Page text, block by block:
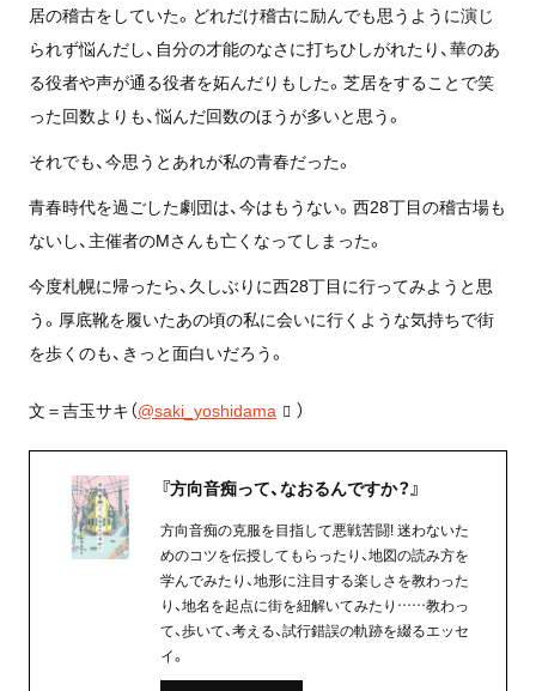
居の稽古をしていた。どれだけ稽古に励んでも思うように演じ
られず悩んだし、自分の才能のなさに打ちひしがれたり、華のあ
る役者や声が通る役者を妬んだりもした。芝居をすることで笑
った回数よりも、悩んだ回数のほうが多いと思う。
それでも、今思うとあれが私の青春だった。
青春時代を過ごした劇団は、今はもうない。西28丁目の稽古場も
ないし、主催者のMさんも亡くなってしまった。
今度札幌に帰ったら、久しぶりに西28丁目に行ってみようと思
う。厚底靴を履いたあの頃の私に会いに行くような気持ちで街
を歩くのも、きっと面白いだろう。
文＝吉玉サキ（@saki_yoshidama ）
『方向音痴って、なおるんですか？』
方向音痴の克服を目指して悪戦苦闘! 迷わないた
めのコツを伝授してもらったり、地図の読み方を
学んでみたり、地形に注目する楽しさを教わった
り、地名を起点に街を紐解いてみたり……教わっ
て、歩いて、考える、試行錯誤の軌跡を綴るエッセ
イ。